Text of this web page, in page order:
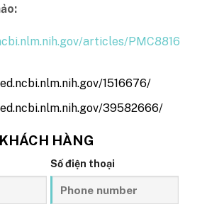
articles/PMC8816
1516676/
39582666/
HÀNG
Số điện thoại